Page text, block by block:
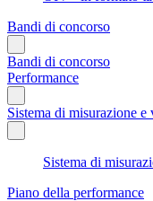
Bandi di concorso
Bandi di concorso
Performance
Sistema di misurazione
Sistema di
Piano della performance